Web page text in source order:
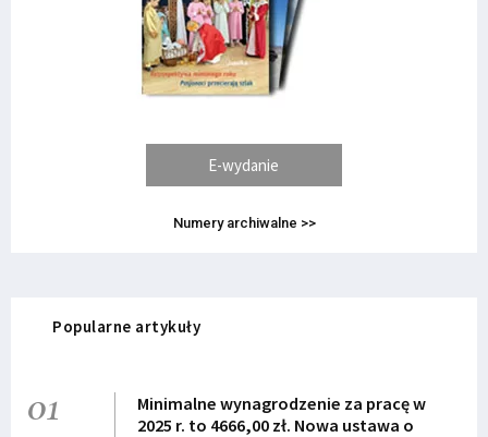
E-wydanie
Numery archiwalne >>
Popularne artykuły
01
Minimalne wynagrodzenie za pracę w
2025 r. to 4666,00 zł. Nowa ustawa o